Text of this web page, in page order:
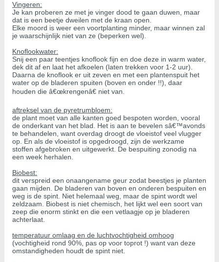
Vingeren:
Je kan proberen ze met je vinger dood te gaan duwen, maar
dat is een beetje dweilen met de kraan open.
Elke moord is weer een voortplanting minder, maar winnen zal
je waarschijnlijk niet van ze (beperken wel).
Knoflookwater:
Snij een paar teentjes knoflook fijn en doe deze in warm water,
dek dit af en laat het afkoelen (laten trekken voor 1-2 uur).
Daarna de knoflook er uit zeven en met een plantenspuit het
water op de bladeren spuiten (boven en onder !!), daar
houden die â€œkrengenâ€ niet van.
aftreksel van de pyretrumbloem:
de plant moet van alle kanten goed bespoten worden, vooral
de onderkant van het blad. Het is aan te bevelen sâ€™avonds
te behandelen, want overdag droogt de vloeistof veel vlugger
op. En als de vloeistof is opgedroogd, zijn de werkzame
stoffen afgebroken en uitgewerkt. De bespuiting zonodig na
een week herhalen.
Biobest:
dit verspreid een onaangename geur zodat beestjes je planten
gaan mijden. De bladeren van boven en onderen bespuiten en
weg is de spint. Niet helemaal weg, maar de spint wordt wel
zeldzaam. Biobest is niet chemisch, het lijkt wel een soort van
zeep die enorm stinkt en die een vetlaagje op je bladeren
achterlaat.
temperatuur omlaag en de luchtvochtigheid omhoog
(vochtigheid rond 90%, pas op voor toprot !) want van deze
omstandigheden houdt de spint niet.